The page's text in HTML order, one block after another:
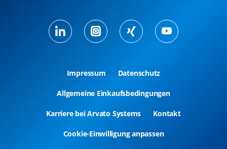
Impressum Datenschutz
Allgemeine Einkaufsbedingungen
Karriere bei Arvato Systems Kontakt
Cookie-Einwilligung anpassen